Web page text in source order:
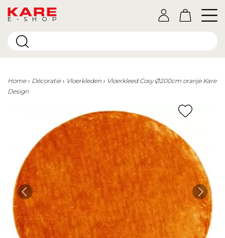
E-SHOP
Home Décoratie Vloerkleden
Vloerkleed Cosy Ø200cm oranje Kare
Design